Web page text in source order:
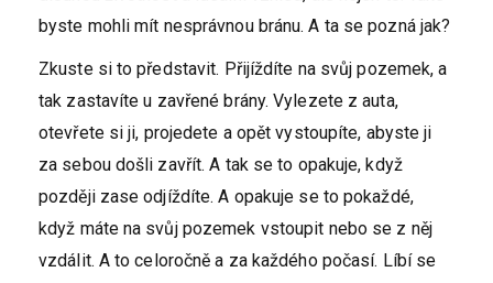
byste mohli mít nesprávnou bránu. A ta se pozná jak?
Zkuste si to představit. Přijíždíte na svůj pozemek, a
tak zastavíte u zavřené brány. Vylezete z auta,
otevřete si ji, projedete a opět vystoupíte, abyste ji
za sebou došli zavřít. A tak se to opakuje, když
později zase odjíždíte. A opakuje se to pokaždé,
když máte na svůj pozemek vstoupit nebo se z něj
vzdálit. A to celoročně a za každého počasí. Líbí se